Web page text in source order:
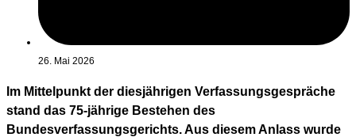
26. Mai 2026
Im Mittelpunkt der diesjährigen Verfassungsgespräche
stand das 75-jährige Bestehen des
Bundesverfassungsgerichts. Aus diesem Anlass wurde